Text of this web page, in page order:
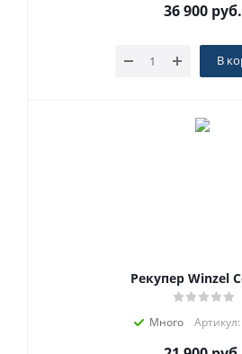
36 900руб.
В
Рекупер Winzel
Много Артикул: